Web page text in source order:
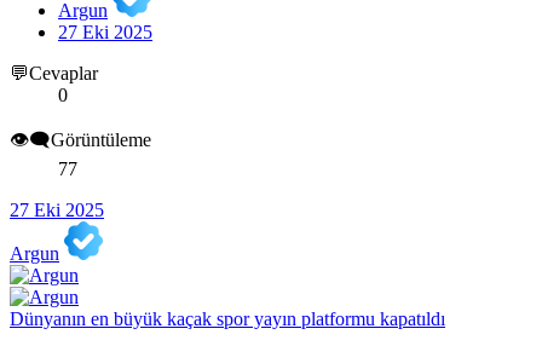
Argun
27 Eki 2025
💬Cevaplar
0
👁️‍🗨️Görüntüleme
77
27 Eki 2025
Argun
Dünyanın en büyük kaçak spor yayın platformu kapatıldı